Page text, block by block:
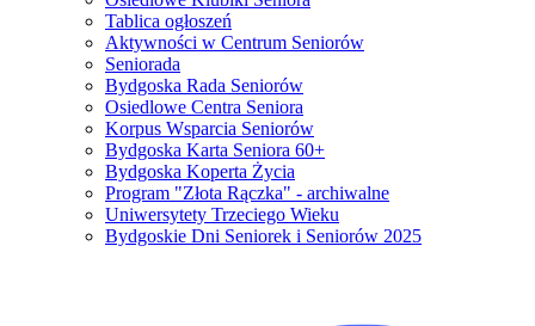
Tablica ogłoszeń
Aktywności w Centrum Seniorów
Seniorada
Bydgoska Rada Seniorów
Osiedlowe Centra Seniora
Korpus Wsparcia Seniorów
Bydgoska Karta Seniora 60+
Bydgoska Koperta Życia
Program "Złota Rączka" - archiwalne
Uniwersytety Trzeciego Wieku
Bydgoskie Dni Seniorek i Seniorów 2025